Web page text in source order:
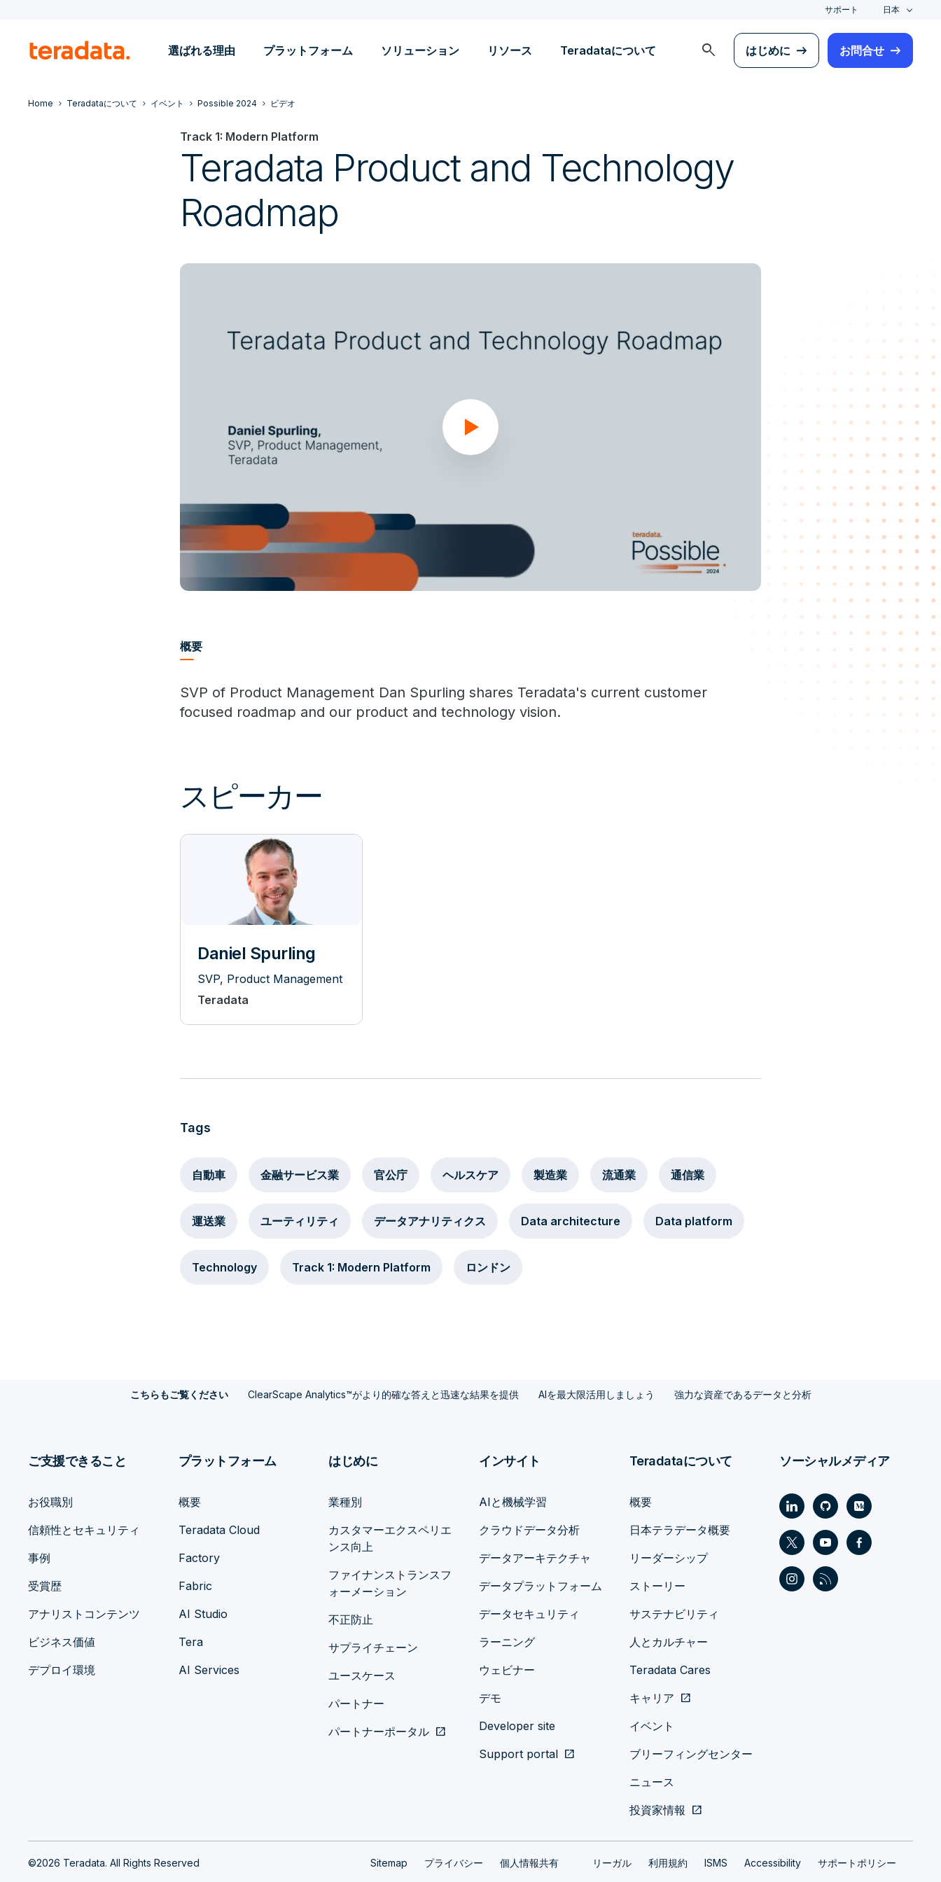
サポート 日本
選ばれる理由 プラットフォーム ソリューション リソース Teradataについて search はじめに お問合せ
Home Teradataについて イベント Possible 2024 ビデオ
Track 1: Modern Platform
Teradata Product and Technology
Roadmap
概要
SVP of Product Management Dan Spurling shares Teradata's current customer
focused roadmap and our product and technology vision.
スピーカー
Daniel Spurling
SVP, Product Management
Teradata
Tags
自動車 金融サービス業 官公庁 ヘルスケア 製造業 流通業 通信業
運送業 ユーティリティ データアナリティクス Data architecture Data platform
Technology Track 1: Modern Platform ロンドン
こちらもご覧ください ClearScape Analytics™がより的確な答えと迅速な結果を提供 AIを最大限活用しましょう 強力な資産であるデータと分析
ご支援できること
お役職別
信頼性とセキュリティ
事例
受賞歴
アナリストコンテンツ
ビジネス価値
デプロイ環境
プラットフォーム
概要
Teradata Cloud
Factory
Fabric
AI Studio
Tera
AI Services
はじめに
業種別
カスタマーエクスペリエ
ンス向上
ファイナンストランスフ
ォーメーション
不正防止
サプライチェーン
ユースケース
パートナー
パートナーポータル open_in_new
インサイト
AIと機械学習
クラウドデータ分析
データアーキテクチャ
データプラットフォーム
データセキュリティ
ラーニング
ウェビナー
デモ
Developer site
Support portal open_in_new
Teradataについて
概要
日本テラデータ概要
リーダーシップ
ストーリー
サステナビリティ
人とカルチャー
Teradata Cares
キャリア open_in_new
イベント
ブリーフィングセンター
ニュース
投資家情報 open_in_new
ソーシャルメディア
©2026 Teradata. All Rights Reserved Sitemap プライバシー 個人情報共有 リーガル 利用規約 ISMS Accessibility サポートポリシー